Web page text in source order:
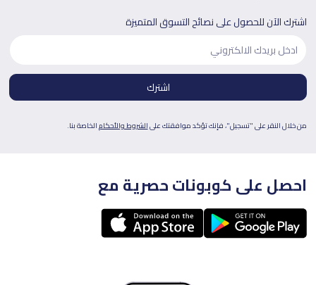
اشترك الآن للحصول على نصائح التسوق المتميزة
من خلال النقر على "تسجيل"، فإنك تؤكد موافقتك علىالشروط والأحكامالخاصة بنا.
احصل على كوبونات حصرية مع